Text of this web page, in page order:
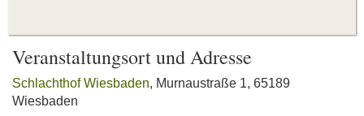
Veranstaltungsort und Adresse
Schlachthof Wiesbaden, Murnaustraße 1, 65189
Wiesbaden